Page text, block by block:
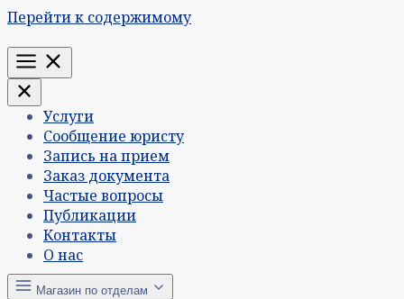
Перейти к содержимому
Меню
Услуги
Сообщение юристу
Запись на прием
Заказ документа
Частые вопросы
Публикации
Контакты
О нас
Магазин по отделам